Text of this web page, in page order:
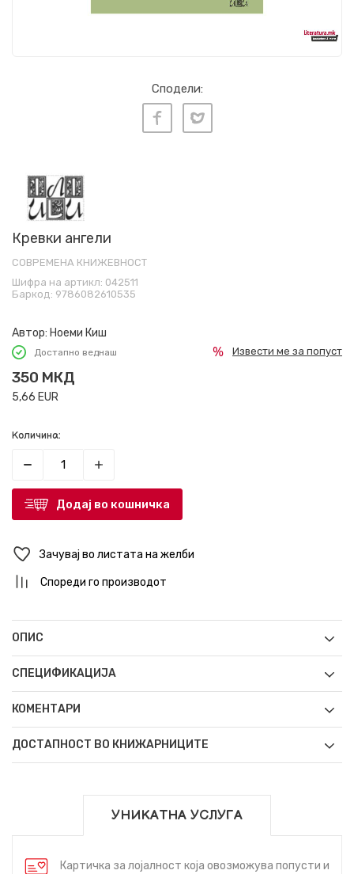
Сподели:
Кревки ангели
СОВРЕМЕНА КНИЖЕВНОСТ
Шифра на артикл: 042511
Баркод: 9786082610535
Автор: Ноеми Киш
Достапно веднаш
350 МКД
5,66 EUR
Извести ме за попуст
Количина:
Додај во кошничка
Зачувај во листата на желби
Спореди го производот
ОПИС
СПЕЦИФИКАЦИЈА
КОМЕНТАРИ
ДОСТАПНОСТ ВО КНИЖАРНИЦИТЕ
УНИКАТНА УСЛУГА
Картичка за лојалност која овозможува попусти и